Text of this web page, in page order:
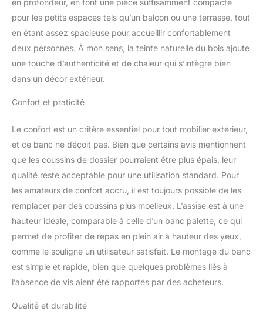
(coussin d'assise), blanc
(coussin de
dossier);Matériau : bois
(100 %
polyester);Dimensions :
en profondeur, en font une pièce suffisamment compacte
pour les petits espaces tels qu’un balcon ou une terrasse, tout
en étant assez spacieuse pour accueillir confortablement
deux personnes. À mon sens, la teinte naturelle du bois ajoute
une touche d’authenticité et de chaleur qui s’intègre bien
dans un décor extérieur.
Confort et praticité
Le confort est un critère essentiel pour tout mobilier extérieur,
et ce banc ne déçoit pas. Bien que certains avis mentionnent
que les coussins de dossier pourraient être plus épais, leur
qualité reste acceptable pour une utilisation standard. Pour
les amateurs de confort accru, il est toujours possible de les
remplacer par des coussins plus moelleux. L’assise est à une
hauteur idéale, comparable à celle d’un banc palette, ce qui
permet de profiter de repas en plein air à hauteur des yeux,
comme le souligne un utilisateur satisfait. Le montage du banc
est simple et rapide, bien que quelques problèmes liés à
l’absence de vis aient été rapportés par des acheteurs.
Qualité et durabilité